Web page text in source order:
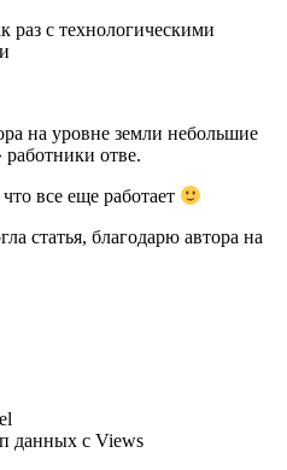
с технологическими
на уровне земли небольшие
работники отве.
все еще работает
статья, благодарю автора на
данных с Views